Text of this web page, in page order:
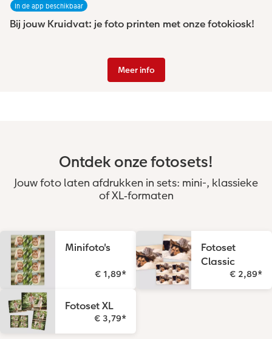
In de app beschikbaar
Bij jouw Kruidvat: je foto printen met onze fotokiosk!
Meer info
Ontdek onze fotosets!
Jouw foto laten afdrukken in sets: mini-, klassieke
of XL‑formaten
Minifoto's
€ 1,89*
Fotoset
Classic
€ 2,89*
Fotoset XL
€ 3,79*